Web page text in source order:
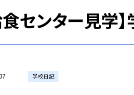
センター見学
学校日記